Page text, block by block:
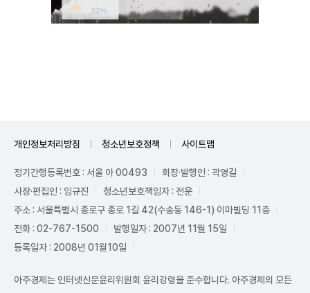
개인정보처리방침 청소년보호정책 사이트맵
정기간행등록번호 : 서울 아 00493
회장·발행인 : 곽영길
사장·편집인 : 임규진
청소년보호책임자 : 전운
주소 : 서울특별시 종로구 종로 1길 42(수송동 146-1) 이마빌딩 11층
전화 : 02-767-1500
발행일자 : 2007년 11월 15일
등록일자 : 2008년 01월10일
아주경제는 인터넷신문윤리위원회 윤리강령을 준수합니다. 아주경제의 모든